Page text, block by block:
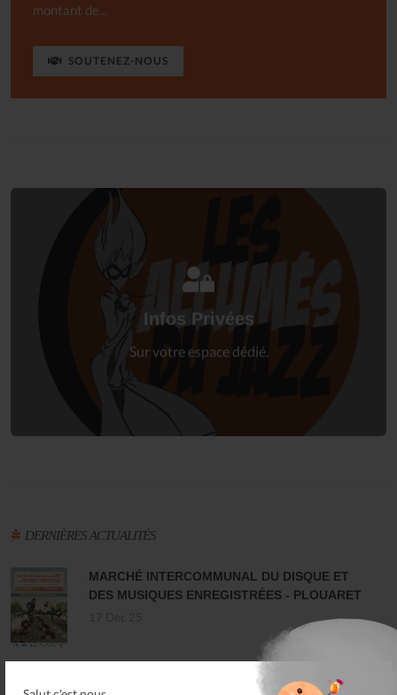
montant de...
SOUTENEZ-NOUS
Infos Privées
Sur votre espace dédié.
Connectez-vous
DERNIÈRES ACTUALITÉS
MARCHÉ INTERCOMMUNAL DU DISQUE ET
DES MUSIQUES ENREGISTRÉES - PLOUARET
LES ALLUMÉS DU JAZZ FONT SALON, LE